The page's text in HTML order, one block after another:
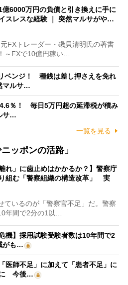
億6000万円の負債と引き換えに手に
スレスな経験 ｜ 突然マルサがや…
FXトレーダー・磯貝清明氏の著書
～FXで10億円稼い…
ベンジ！ 種銭は差し押さえを免れ
マルサ…
％！ 毎日5万円超の延滞税が積み
サ…
一覧を見る
ッポンの活路」
れ」に歯止めはかかるか？】警察庁
組む「警察組織の構造改革」 実
いるのが「警察官不足」だ。警察
年間で2分の1以…
機】採用試験受験者数は10年間で2
がも…
医師不足」に加えて「患者不足」に
に 今後…